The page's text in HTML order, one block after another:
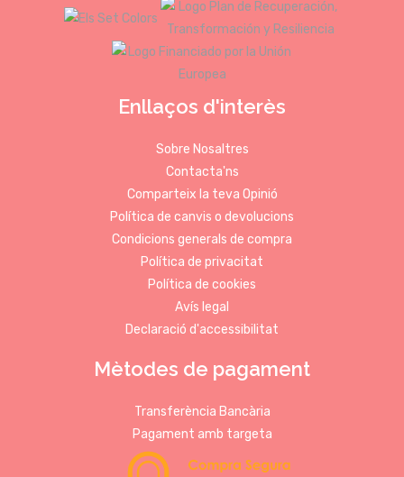
Enllaços d'interès
Sobre Nosaltres
Contacta'ns
Comparteix la teva Opinió
Política de canvis o devolucions
Condicions generals de compra
Política de privacitat
Política de cookies
Avís legal
Declaració d'accessibilitat
Mètodes de pagament
Transferència Bancària
Pagament amb targeta